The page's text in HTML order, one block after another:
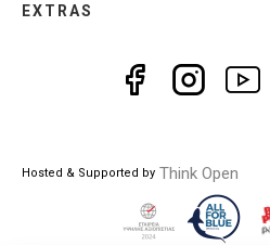
EXTRAS
Hosted & Supported by Think Open